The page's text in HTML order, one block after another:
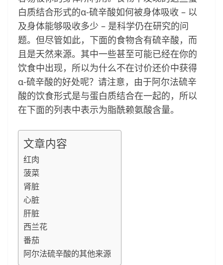
白质结合形式的α-硫辛酸如何被身体吸收 – 以
及身体能够吸收多少 – 是科学仍在研究的问
题。但尽管如此，下面的食物含有硫辛酸，而
且是天然来源。其中一些甚至可能已经在你的
饮食中出现，所以为什么不在讨价还价中获得
α-硫辛酸的好处呢？请注意，由于阿尔法硫辛
酸的饮食形式是与蛋白质结合在一起的，所以
在下面的列表中表示为脂酰赖氨酸含量。
文章内容
红肉
菠菜
肾脏
心脏
肝脏
西兰花
番茄
阿尔法硫辛酸的其他来源